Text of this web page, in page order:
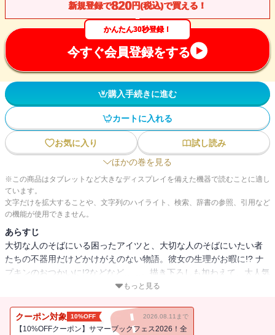
新規登録で820円(税込)で買える！
かんたん30秒登録！
今すぐ会員登録をする
購入手続きに進む
カートに入れる
お気に入り
試し読み
ほかの巻を見る
※この商品はタブレットなど大きなディスプレイを備えた機器で読むことに適し
ています。
文字だけを拡大することや、文字列のハイライト、検索、辞書の参照、引用など
の機能が使用できません。
あらすじ
大切な人のそばにいる困ったアイツと、大切な人のそばにいたい者
たちの不器用だけどかけがえのない物語。彼女の生理がお暇に!? ナ
プキンのおつかいに!?などなど……。描き下ろしも加わえて、大人気
もっと見る
クーポン対象 10%OFF 2026.08.11まで
【10%OFFクーポン】サマーブックフェス2026！全